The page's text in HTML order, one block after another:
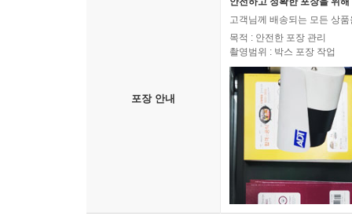
포장 안내
고객님께 배송되는 모든 상
목적 : 안전한 포장 관리
촬영범위 : 박스 포장 작업